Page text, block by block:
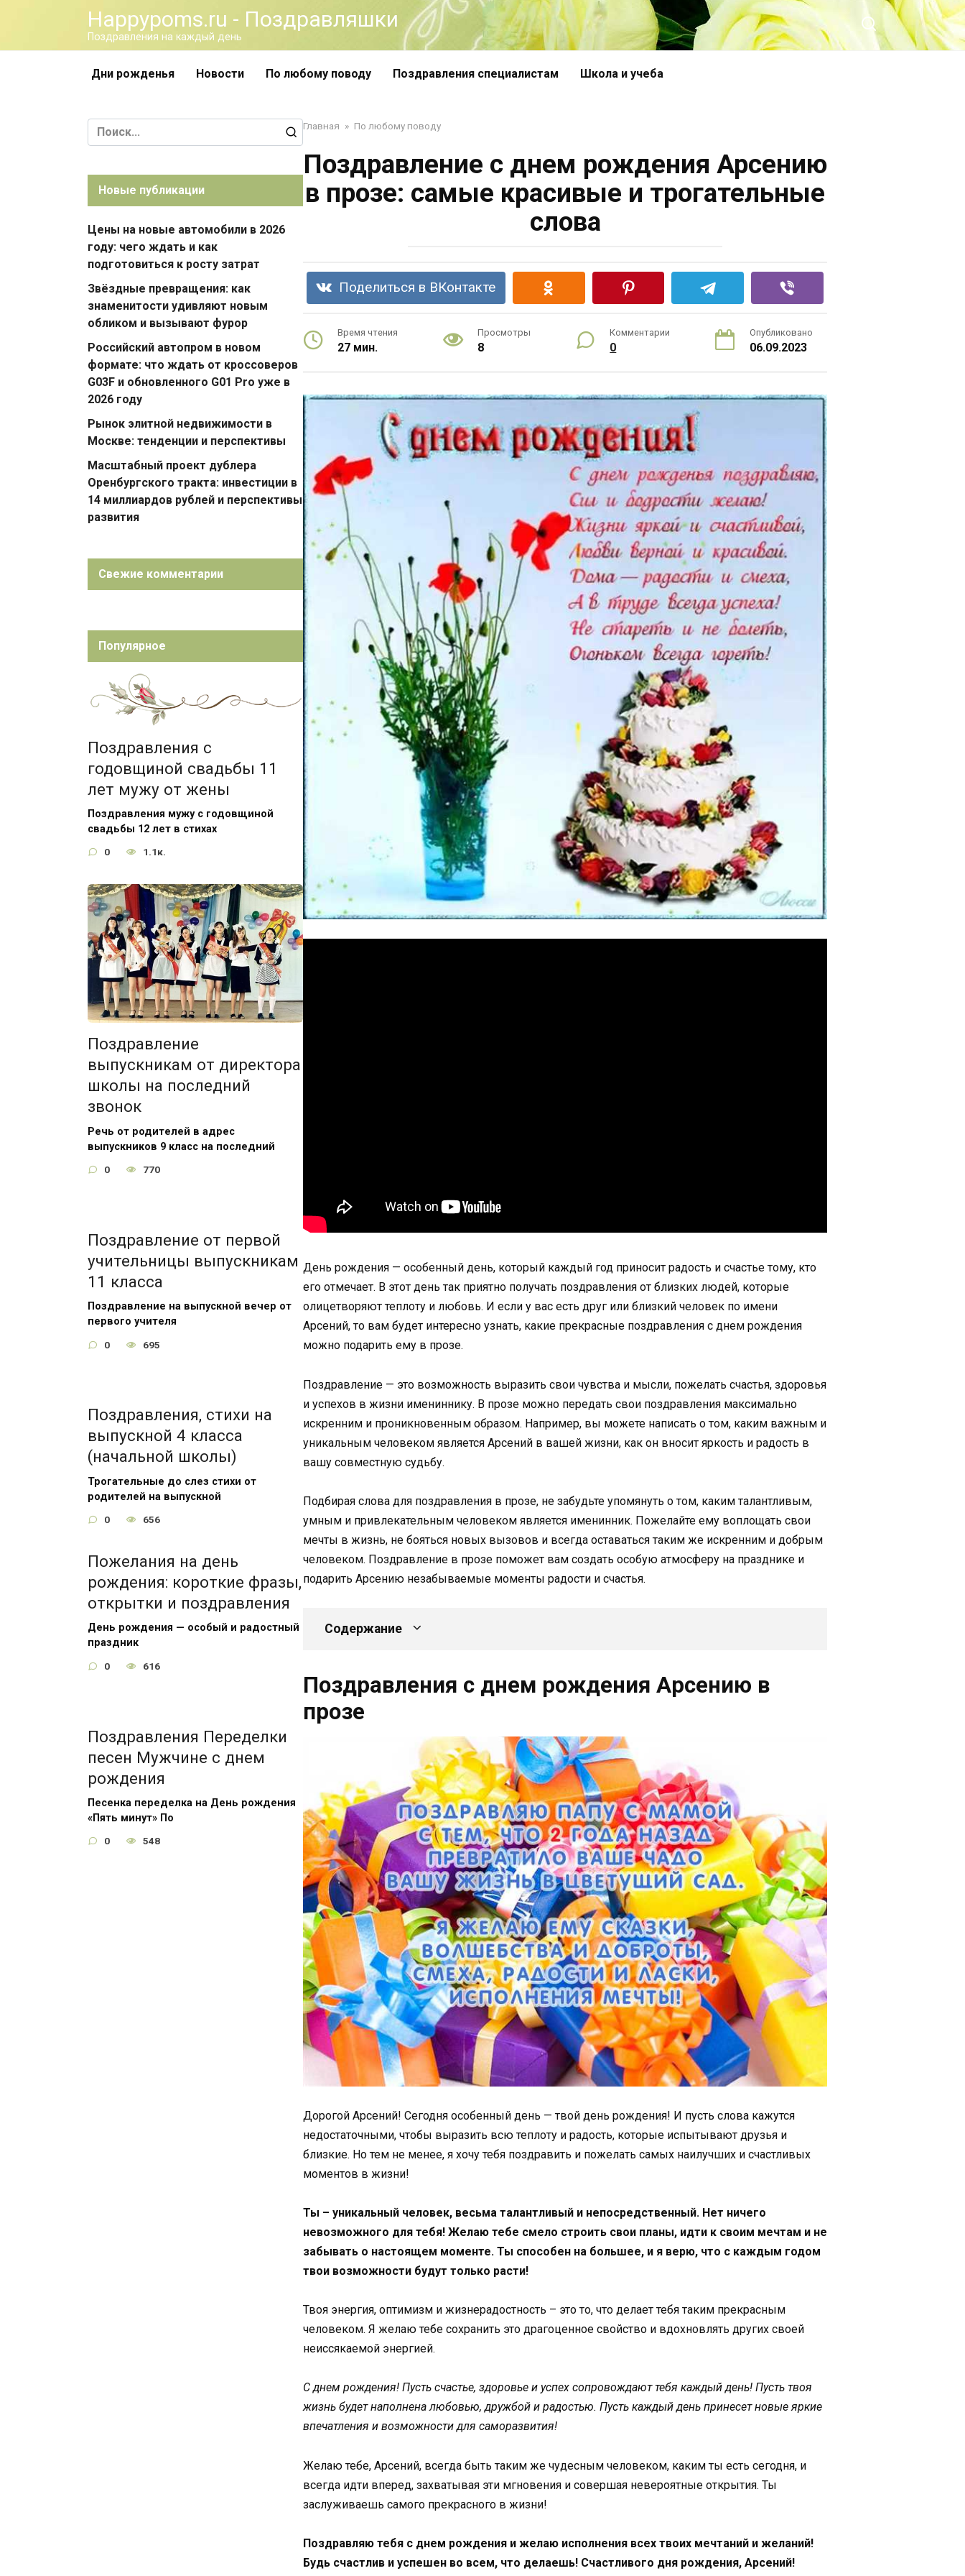
Happypoms.ru - Поздравляшки
Поздравления на каждый день
Дни рожденья Новости По любому поводу Поздравления специалистам Школа и учеба
Главная » По любому поводу
Поздравление с днем рождения Арсению
в прозе: самые красивые и трогательные
слова
Поделиться в ВКонтакте
Время чтения
27 мин.
Просмотры
8
Комментарии
0
Опубликовано
06.09.2023
День рождения — особенный день, который каждый год приносит радость и счастье тому, кто
его отмечает. В этот день так приятно получать поздравления от близких людей, которые
олицетворяют теплоту и любовь. И если у вас есть друг или близкий человек по имени
Арсений, то вам будет интересно узнать, какие прекрасные поздравления с днем рождения
можно подарить ему в прозе.
Поздравление — это возможность выразить свои чувства и мысли, пожелать счастья, здоровья
и успехов в жизни имениннику. В прозе можно передать свои поздравления максимально
искренним и проникновенным образом. Например, вы можете написать о том, каким важным и
уникальным человеком является Арсений в вашей жизни, как он вносит яркость и радость в
вашу совместную судьбу.
Подбирая слова для поздравления в прозе, не забудьте упомянуть о том, каким талантливым,
умным и привлекательным человеком является именинник. Пожелайте ему воплощать свои
мечты в жизнь, не бояться новых вызовов и всегда оставаться таким же искренним и добрым
человеком. Поздравление в прозе поможет вам создать особую атмосферу на празднике и
подарить Арсению незабываемые моменты радости и счастья.
Содержание
Поздравления с днем рождения Арсению в
прозе
Дорогой Арсений! Сегодня особенный день — твой день рождения! И пусть слова кажутся
недостаточными, чтобы выразить всю теплоту и радость, которые испытывают друзья и
близкие. Но тем не менее, я хочу тебя поздравить и пожелать самых наилучших и счастливых
моментов в жизни!
Ты – уникальный человек, весьма талантливый и непосредственный. Нет ничего
невозможного для тебя! Желаю тебе смело строить свои планы, идти к своим мечтам и не
забывать о настоящем моменте. Ты способен на большее, и я верю, что с каждым годом
твои возможности будут только расти!
Твоя энергия, оптимизм и жизнерадостность – это то, что делает тебя таким прекрасным
человеком. Я желаю тебе сохранить это драгоценное свойство и вдохновлять других своей
неиссякаемой энергией.
С днем рождения! Пусть счастье, здоровье и успех сопровождают тебя каждый день! Пусть твоя
жизнь будет наполнена любовью, дружбой и радостью. Пусть каждый день принесет новые яркие
впечатления и возможности для саморазвития!
Желаю тебе, Арсений, всегда быть таким же чудесным человеком, каким ты есть сегодня, и
всегда идти вперед, захватывая эти мгновения и совершая невероятные открытия. Ты
заслуживаешь самого прекрасного в жизни!
Поздравляю тебя с днем рождения и желаю исполнения всех твоих мечтаний и желаний!
Будь счастлив и успешен во всем, что делаешь! Счастливого дня рождения, Арсений!
Search
for:
Новые публикации
Цены на новые автомобили в 2026
году: чего ждать и как
подготовиться к росту затрат
Звёздные превращения: как
знаменитости удивляют новым
обликом и вызывают фурор
Российский автопром в новом
формате: что ждать от кроссоверов
G03F и обновленного G01 Pro уже в
2026 году
Рынок элитной недвижимости в
Москве: тенденции и перспективы
Масштабный проект дублера
Оренбургского тракта: инвестиции в
14 миллиардов рублей и перспективы
развития
Свежие комментарии
Популярное
Поздравления с
годовщиной свадьбы 11
лет мужу от жены
Поздравления мужу с годовщиной
свадьбы 12 лет в стихах
0 1.1к.
Поздравление
выпускникам от директора
школы на последний
звонок
Речь от родителей в адрес
выпускников 9 класс на последний
0 770
Поздравление от первой
учительницы выпускникам
11 класса
Поздравление на выпускной вечер от
первого учителя
0 695
Поздравления, стихи на
выпускной 4 класса
(начальной школы)
Трогательные до слез стихи от
родителей на выпускной
0 656
Пожелания на день
рождения: короткие фразы,
открытки и поздравления
День рождения — особый и радостный
праздник
0 616
Поздравления Переделки
песен Мужчине с днем
рождения
Песенка переделка на День рождения
«Пять минут» По
0 548